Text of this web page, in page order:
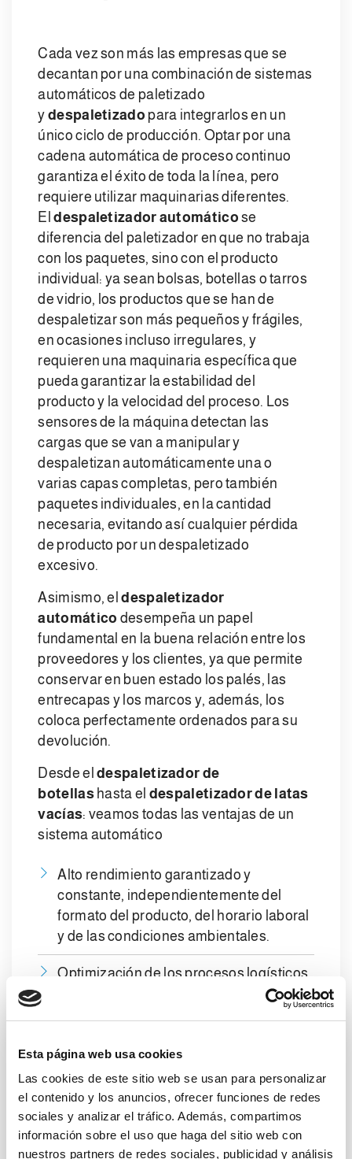
Esta página web usa cookies
Las cookies de este sitio web se usan para personalizar
el contenido y los anuncios, ofrecer funciones de redes
sociales y analizar el tráfico. Además, compartimos
información sobre el uso que haga del sitio web con
nuestros partners de redes sociales, publicidad y análisis
Cada vez son más las empresas que se
decantan por una combinación de sistemas
automáticos de paletizado
ydespaletizado para integrarlos en un
único ciclo de producción. Optar por una
cadena automática de proceso continuo
garantiza el éxito de toda la línea, pero
requiere utilizar maquinarias diferentes.
Eldespaletizador automático se
diferencia del paletizador en que no trabaja
con los paquetes, sino con el producto
individual: ya sean bolsas, botellas o tarros
de vidrio, los productos que se han de
despaletizar son más pequeños y frágiles,
en ocasiones incluso irregulares, y
requieren una maquinaria específica que
pueda garantizar la estabilidad del
producto y la velocidad del proceso. Los
sensores de la máquina detectan las
cargas que se van a manipular y
despaletizan automáticamente una o
varias capas completas, pero también
paquetes individuales, en la cantidad
necesaria, evitando así cualquier pérdida
de producto por un despaletizado
excesivo.
Asimismo, eldespaletizador
automático desempeña un papel
fundamental en la buena relación entre los
proveedores y los clientes, ya que permite
conservar en buen estado los palés, las
entrecapas y los marcos y, además, los
coloca perfectamente ordenados para su
devolución.
Desde eldespaletizador de
botellashasta el despaletizador de latas
vacías: veamos todas las ventajas de un
sistema automático
Alto rendimiento garantizado y
constante, independientemente del
formato del producto, del horario laboral
y de las condiciones ambientales.
Optimización de los procesos logísticos
gracias a una cadena de procesos
Aumento de la productividad y empleo
del personal para otras actividades de
valor añadido.
Eliminación de los errores típicos de la
manipulación manual.